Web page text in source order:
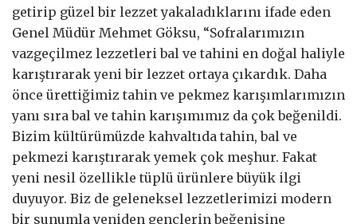
getirip güzel bir lezzet yakaladıklarını ifade eden
Genel Müdür Mehmet Göksu, “Sofralarımızın
vazgeçilmez lezzetleri bal ve tahini en doğal haliyle
karıştırarak yeni bir lezzet ortaya çıkardık. Daha
önce ürettiğimiz tahin ve pekmez karışımlarımızın
yanı sıra bal ve tahin karışımımız da çok beğenildi.
Bizim kültürümüzde kahvaltıda tahin, bal ve
pekmezi karıştırarak yemek çok meşhur. Fakat
yeni nesil özellikle tüplü ürünlere büyük ilgi
duyuyor. Biz de geleneksel lezzetlerimizi modern
bir sunumla yeniden gençlerin beğenisine